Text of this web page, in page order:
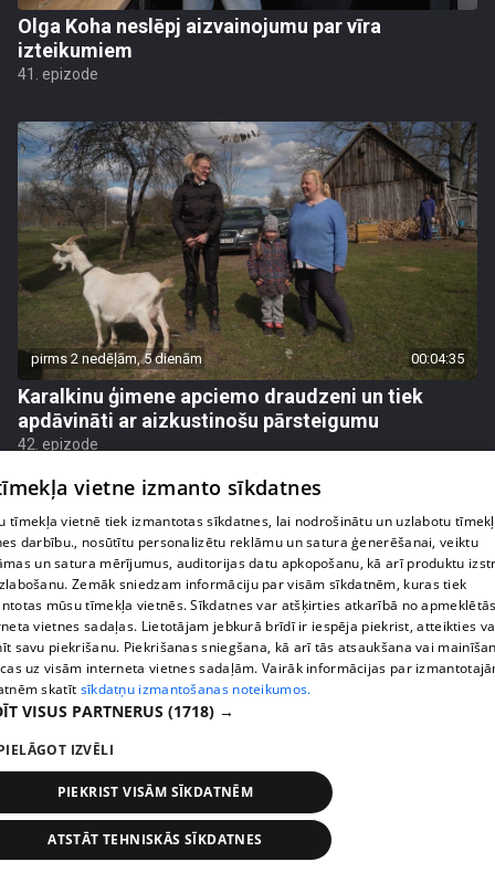
Olga Koha neslēpj aizvainojumu par vīra
izteikumiem
41. epizode
pirms 2 nedēļām, 5 dienām 00:04:35
Karalkinu ģimene apciemo draudzeni un tiek
apdāvināti ar aizkustinošu pārsteigumu
42. epizode
Agrita Bindre stāsta, kā meita pielāgojas jaunajai
skolas un internāta ikdienai
45. epizode
vietne izmanto sīkdatnes
tīmekļa vietnē tiek izmantotas sīkdatnes, lai nodrošinātu un uzlabotu
darbību., nosūtītu personalizētu reklāmu un satura ģenerēšanai, veiktu
un satura mērījumus, auditorijas datu apkopošanu, kā arī produktu
Zemāk sniedzam informāciju par visām sīkdatnēm, kuras tiek
mūsu tīmekļa vietnēs. Sīkdatnes var atšķirties atkarībā no
vietnes sadaļas. Lietotājam jebkurā brīdī ir iespēja piekrist, atteikties
savu piekrišanu. Piekrišanas sniegšana, kā arī tās atsaukšana vai
uz visām interneta vietnes sadaļām. Vairāk informācijas par
skatīt sīkdatņu izmantošanas noteikumos.
VISUS PARTNERUS (1718) →
IZVĒLI
PIEKRIST VISĀM SĪKDATNĒM
ATSTĀT TEHNISKĀS SĪKDATNES